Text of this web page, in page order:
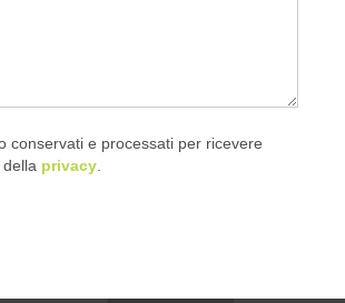
conservati e processati per ricevere
privacy